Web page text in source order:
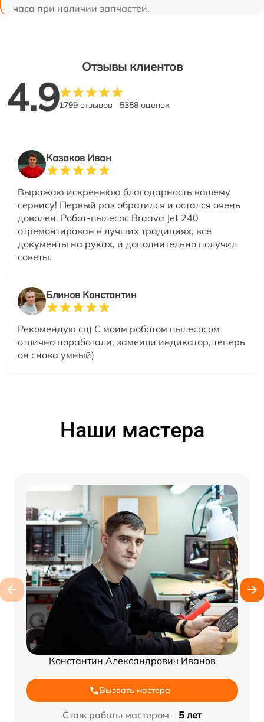
часа при наличии запчастей.
Отзывы клиентов
4.91799 отзывов 5358 оценок
Казаков Иван
Выражаю искреннюю благодарность вашему
сервису! Первый раз обратился и остался очень
доволен. Робот-пылесос Braava Jet 240
отремонтирован в лучших традициях, все
документы на руках, и дополнительно получил
советы.
Блинов Константин
Рекомендую сц) С моим роботом пылесосом
отлично поработали, замеили индикатор, теперь
он снова умный)
Наши мастера
Константин Александрович Иванов
Вызвать мастера
Стаж работы мастером – 5 лет